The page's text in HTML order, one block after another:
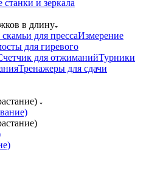
и зеркала
в длину
для прессаИзмерение
для гиревого
для отжиманийТурники
Тренажеры для сдачи